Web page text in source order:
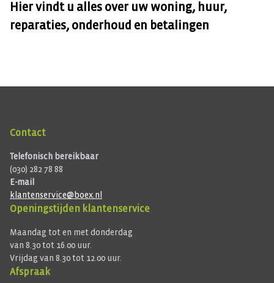
Hier vindt u alles over uw woning, huur,
reparaties, onderhoud en betalingen
Contact
Telefonisch bereikbaar
(030) 282 78 88
E-mail
klantenservice@boex.nl
Openingstijden klantenservice
Maandag tot en met donderdag
van 8.30 tot 16.00 uur.
Vrijdag van 8.30 tot 12.00 uur.
Afspraak